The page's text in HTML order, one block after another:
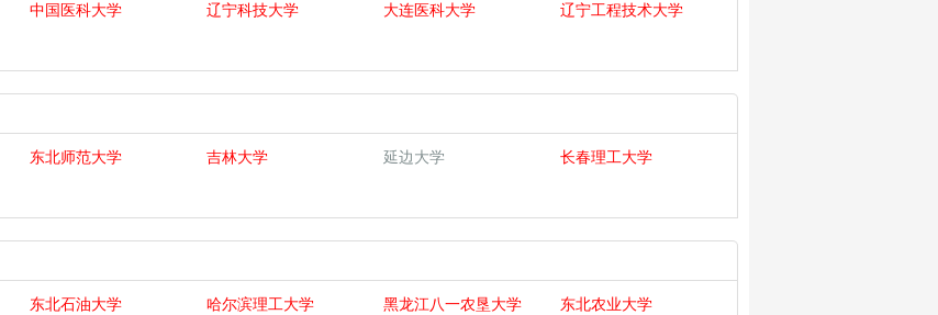
中国医科大学 辽宁科技大学 大连医科大学
辽宁工程技术大学
东北师范大学 吉林大学 延边大学
长春理工大学
东北石油大学 哈尔滨理工大学 黑龙江八一农垦大学
东北农业大学